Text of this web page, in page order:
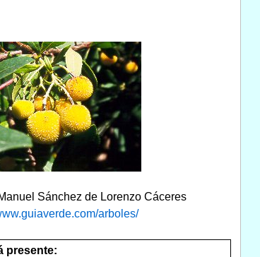
Sánchez de Lorenzo Cáceres
arboles/
presente: